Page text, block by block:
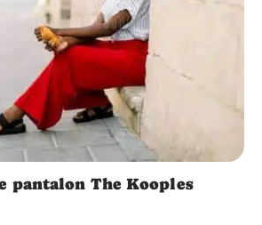
pantalon The Kooples